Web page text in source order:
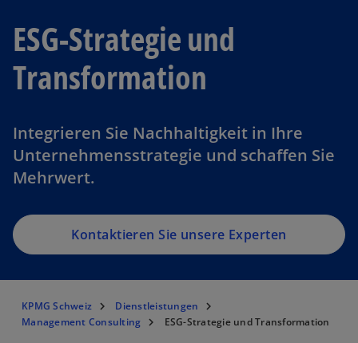
ESG-Strategie und
Transformation
Integrieren Sie Nachhaltigkeit in Ihre
Unternehmensstrategie und schaffen Sie
Mehrwert.
Kontaktieren Sie unsere Experten
KPMG Schweiz
Dienstleistungen
Management Consulting
ESG-Strategie und Transformation